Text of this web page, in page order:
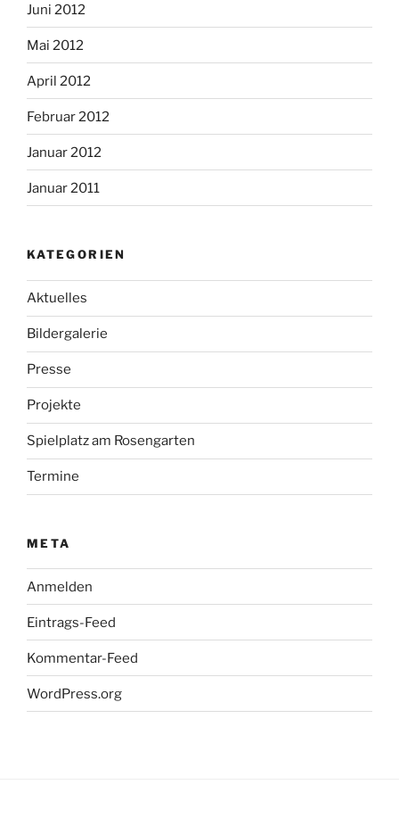
Juni 2012
Mai 2012
April 2012
Februar 2012
Januar 2012
Januar 2011
KATEGORIEN
Aktuelles
Bildergalerie
Presse
Projekte
Spielplatz am Rosengarten
Termine
META
Anmelden
Eintrags-Feed
Kommentar-Feed
WordPress.org